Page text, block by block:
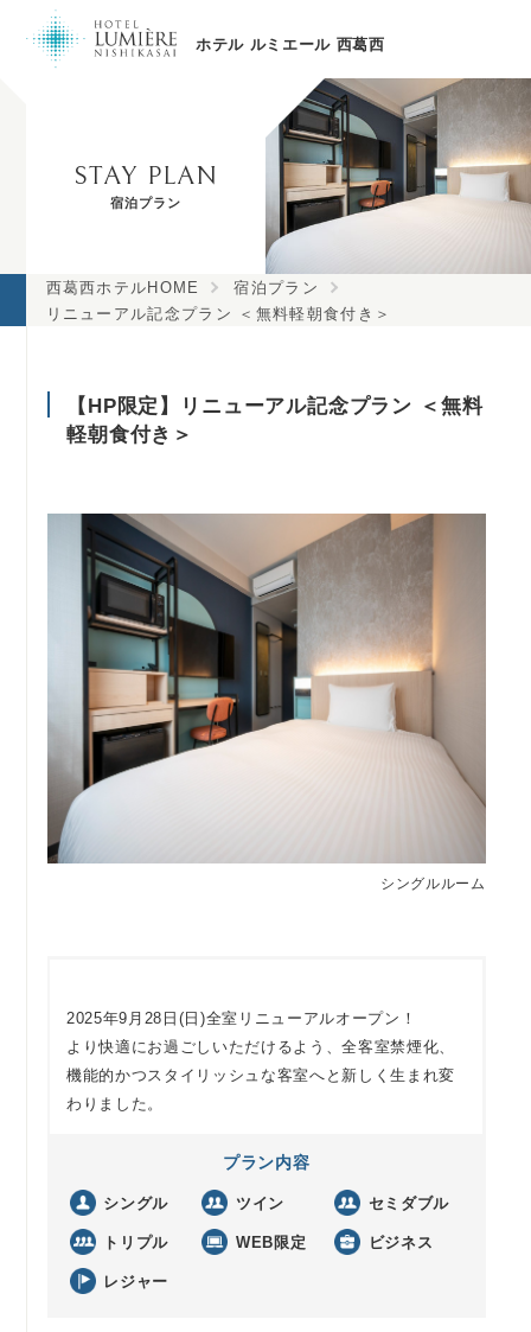
STAY PLAN
宿泊プラン
西葛西ホテルHOME
宿泊プラン
リニューアル記念プラン ＜無料軽朝食付き＞
【HP限定】リニューアル記念プラン ＜無料
軽朝食付き＞
シングルルーム
2025年9月28日(日)全室リニューアルオープン！
より快適にお過ごしいただけるよう、全客室禁煙化、
機能的かつスタイリッシュな客室へと新しく生まれ変
わりました。
プラン内容
シングル ツイン セミダブル
トリプル WEB限定 ビジネス
レジャー
ホテル ルミエール 西葛西